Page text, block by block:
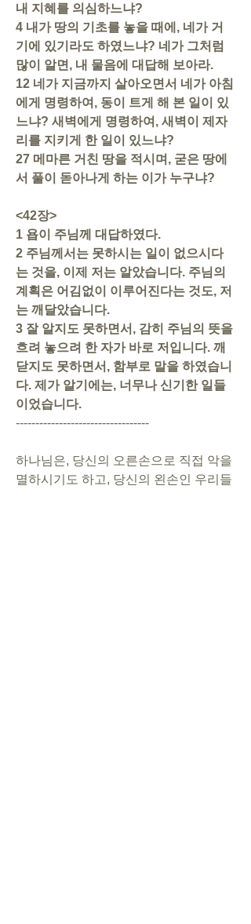
내 지혜를 의심하느냐?
4 내가 땅의 기초를 놓을 때에, 네가 거
기에 있기라도 하였느냐? 네가 그처럼
많이 알면, 내 물음에 대답해 보아라.
12 네가 지금까지 살아오면서 네가 아침
에게 명령하여, 동이 트게 해 본 일이 있
느냐? 새벽에게 명령하여, 새벽이 제자
리를 지키게 한 일이 있느냐?
27 메마른 거친 땅을 적시며, 굳은 땅에
서 풀이 돋아나게 하는 이가 누구냐?
<42장>
1 욥이 주님께 대답하였다.
2 주님께서는 못하시는 일이 없으시다
는 것을, 이제 저는 알았습니다. 주님의
계획은 어김없이 이루어진다는 것도, 저
는 깨달았습니다.
3 잘 알지도 못하면서, 감히 주님의 뜻을
흐려 놓으려 한 자가 바로 저입니다. 깨
닫지도 못하면서, 함부로 말을 하였습니
다. 제가 알기에는, 너무나 신기한 일들
이었습니다.
----------------------------------
하나님은, 당신의 오른손으로 직접 악을
멸하시기도 하고, 당신의 왼손인 우리들